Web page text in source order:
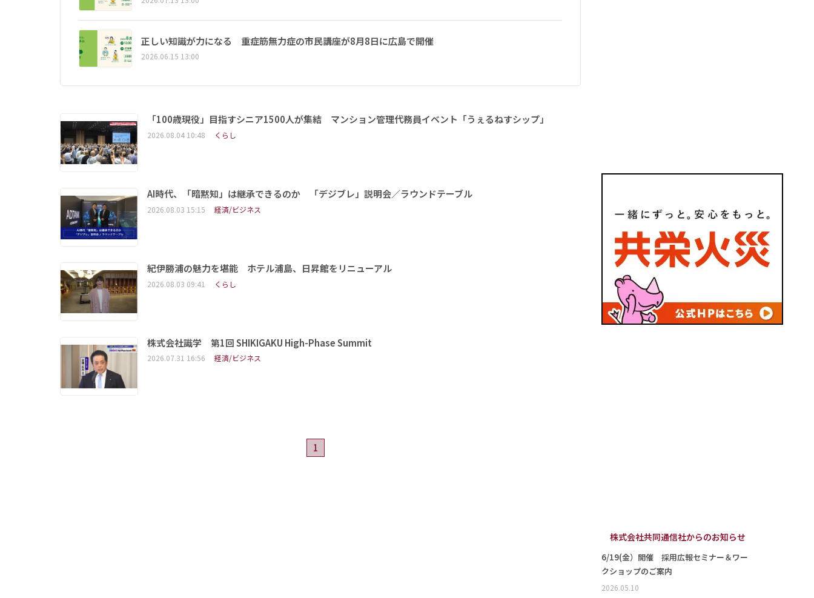
正しい知識が力になる 重症筋無力症の市民講座が8月8日に広島で開催
2026.06.15 13:00
「100歳現役」目指すシニア1500人が集結 マンション管理代務員イベント「うぇるねすシップ」
2026.08.04 10:48 くらし
AI時代、「暗黙知」は継承できるのか 「デジブレ」説明会／ラウンドテーブル
2026.08.03 15:15 経済/ビジネス
紀伊勝浦の魅力を堪能 ホテル浦島、日昇館をリニューアル
2026.08.03 09:41 くらし
株式会社識学 第1回 SHIKIGAKU High-Phase Summit
2026.07.31 16:56 経済/ビジネス
1
株式会社共同通信社からのお知らせ
6/19(金）開催 採用広報セミナー＆ワー
クショップのご案内
2026.05.10